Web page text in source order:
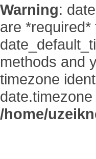
Warning:
are
methods and
timezone
/home/